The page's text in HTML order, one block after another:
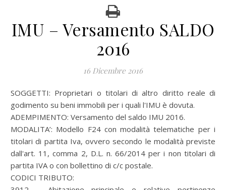
IMU – Versamento SALDO
2016
16 Dicembre 2016
SOGGETTI: Proprietari o titolari di altro diritto reale di
godimento su beni immobili per i quali l'IMU è dovuta.
ADEMPIMENTO: Versamento del saldo IMU 2016.
MODALITA’: Modello F24 con modalità telematiche per i
titolari di partita Iva, ovvero secondo le modalità previste
dall'art. 11, comma 2, D.L. n. 66/2014 per i non titolari di
partita IVA o con bollettino di c/c postale.
CODICI TRIBUTO: